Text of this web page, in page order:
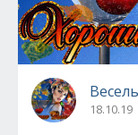
18.10.19